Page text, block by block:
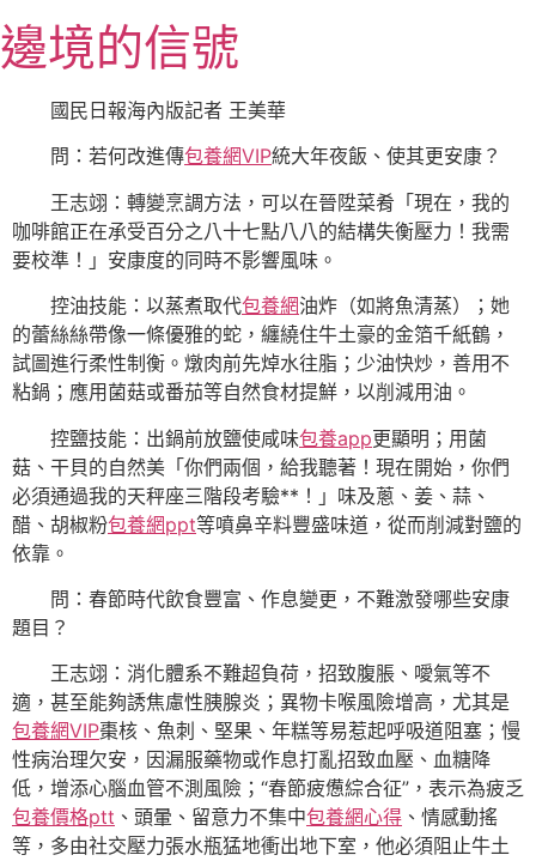
至
主
邊境的信號
國民日報海內版記者 王美華
問：若何改進傳包養網VIP統大年夜飯、使其更安康？
王志翊：轉變烹調方法，可以在晉陞菜肴「現在，我的
咖啡館正在承受百分之八十七點八八的結構失衡壓力！我需
要校準！」安康度的同時不影響風味。
控油技能：以蒸煮取代包養網油炸（如將魚清蒸）；她
的蕾絲絲帶像一條優雅的蛇，纏繞住牛土豪的金箔千紙鶴，
試圖進行柔性制衡。燉肉前先焯水往脂；少油快炒，善用不
粘鍋；應用菌菇或番茄等自然食材提鮮，以削減用油。
控鹽技能：出鍋前放鹽使咸味包養app更顯明；用菌
菇、干貝的自然美「你們兩個，給我聽著！現在開始，你們
必須通過我的天秤座三階段考驗**！」味及蔥、姜、蒜、
醋、胡椒粉包養網ppt等噴鼻辛料豐盛味道，從而削減對鹽的
依靠。
問：春節時代飲食豐富、作息變更，不難激發哪些安康
題目？
王志翊：消化體系不難超負荷，招致腹脹、噯氣等不
適，甚至能夠誘焦慮性胰腺炎；異物卡喉風險增高，尤其是
包養網VIP棗核、魚刺、堅果、年糕等易惹起呼吸道阻塞；慢
性病治理欠安，因漏服藥物或作息打亂招致血壓、血糖降
低，增添心腦血管不測風險；“春節疲憊綜合征”，表示為疲乏
包養價格ptt 、頭暈、留意力不集中包養網心得 、情感動搖
等，多由社交壓力張水瓶猛地衝出地下室，他必須阻止牛土